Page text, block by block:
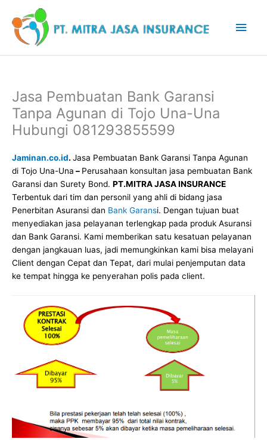
konten
Jasa Pembuatan Bank Garansi
Tanpa Agunan di Tojo Una-Una
Hubungi 081293855599
Jaminan.co.id. Jasa Pembuatan Bank Garansi Tanpa Agunan
di Tojo Una-Una – Perusahaan konsultan jasa pembuatan Bank
Garansi dan Surety Bond. PT.MITRA JASA INSURANCE
Terbentuk dari tim dan personil yang ahli di bidang jasa
Penerbitan Asuransi dan Bank Garansi. Dengan tujuan buat
menyediakan jasa pelayanan terlengkap pada produk Asuransi
dan Bank Garansi. Kami memberikan satu kesatuan pelayanan
dengan jangkauan luas, jadi memungkinkan kami bisa melayani
Client dengan Cepat dan Tepat, dari mulai penjemputan data
ke tempat hingga ke penyerahan polis pada client.